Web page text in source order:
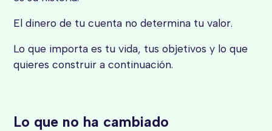
El dinero de tu cuenta no determina tu valor.
Lo que importa es tu vida, tus objetivos y lo que
quieres construir a continuación.
Lo que no ha cambiado